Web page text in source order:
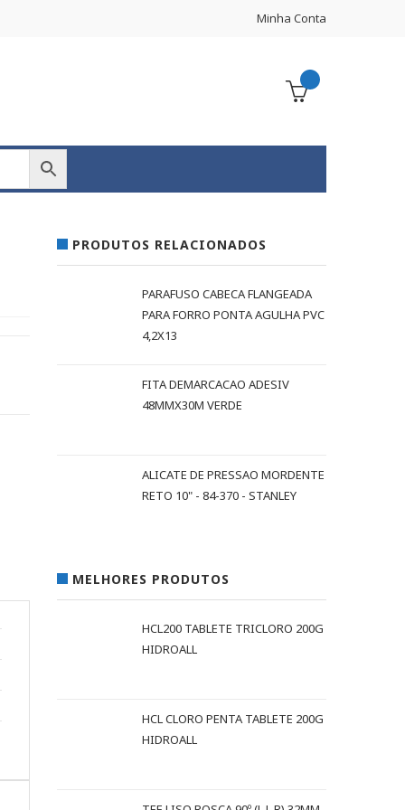
Minha Conta
PRODUTOS RELACIONADOS
PARAFUSO CABECA FLANGEADA
PARA FORRO PONTA AGULHA PVC
4,2X13
FITA DEMARCACAO ADESIV
48MMX30M VERDE
ALICATE DE PRESSAO MORDENTE
RETO 10" - 84-370 - STANLEY
MELHORES PRODUTOS
HCL200 TABLETE TRICLORO 200G
HIDROALL
HCL CLORO PENTA TABLETE 200G
HIDROALL